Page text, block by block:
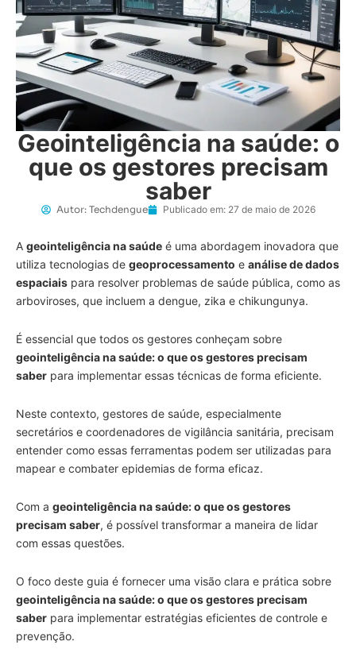
Geointeligência na saúde: o
que os gestores precisam
saber
Autor:Techdengue Publicado em: 27 de maio de 2026
A geointeligência na saúde é uma abordagem inovadora que
utiliza tecnologias de geoprocessamento e análise de dados
espaciais para resolver problemas de saúde pública, como as
arboviroses, que incluem a dengue, zika e chikungunya.
É essencial que todos os gestores conheçam sobre
geointeligência na saúde: o que os gestores precisam
saber para implementar essas técnicas de forma eficiente.
Neste contexto, gestores de saúde, especialmente
secretários e coordenadores de vigilância sanitária, precisam
entender como essas ferramentas podem ser utilizadas para
mapear e combater epidemias de forma eficaz.
Com a geointeligência na saúde: o que os gestores
precisam saber, é possível transformar a maneira de lidar
com essas questões.
O foco deste guia é fornecer uma visão clara e prática sobre
geointeligência na saúde: o que os gestores precisam
saber para implementar estratégias eficientes de controle e
prevenção.